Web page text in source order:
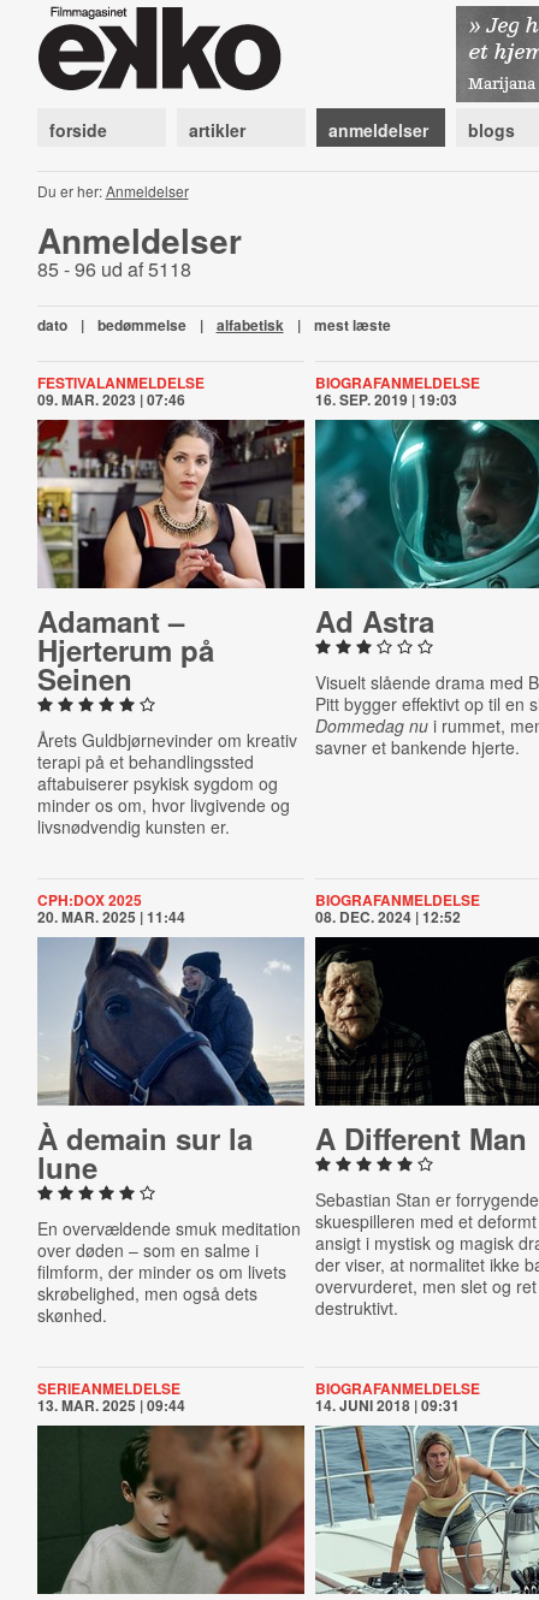
forside artikler anmeldelser blogs
Du er her:Anmeldelser
Anmeldelser
85 - 96 ud af 5118
dato | bedømmelse | alfabetisk | mest læste
FESTIVALANMELDELSE
09. MAR. 2023 | 07:46
Adamant –
Hjerterum på
Seinen
Årets Guldbjørnevinder om kreativ
terapi på et behandlingssted
aftabuiserer psykisk sygdom og
minder os om, hvor livgivende og
livsnødvendig kunsten er.
BIOGRAFANMELDELSE
16. SEP. 2019 | 19:03
Ad Astra
Visuelt slående drama med
Pitt bygger effektivt op til en
Dommedag nu i rummet,
savner et bankende hjerte.
CPH:DOX 2025
20. MAR. 2025 | 11:44
À demain sur la
lune
En overvældende smuk meditation
over døden – som en salme i
filmform, der minder os om livets
skrøbelighed, men også dets
skønhed.
BIOGRAFANMELDELSE
08. DEC. 2024 | 12:52
A Different Man
Sebastian Stan er
skuespilleren med et deformt
ansigt i mystisk og magisk
der viser, at normalitet ikke
overvurderet, men slet og ret
destruktivt.
SERIEANMELDELSE
13. MAR. 2025 | 09:44
BIOGRAFANMELDELSE
14. JUNI 2018 | 09:31